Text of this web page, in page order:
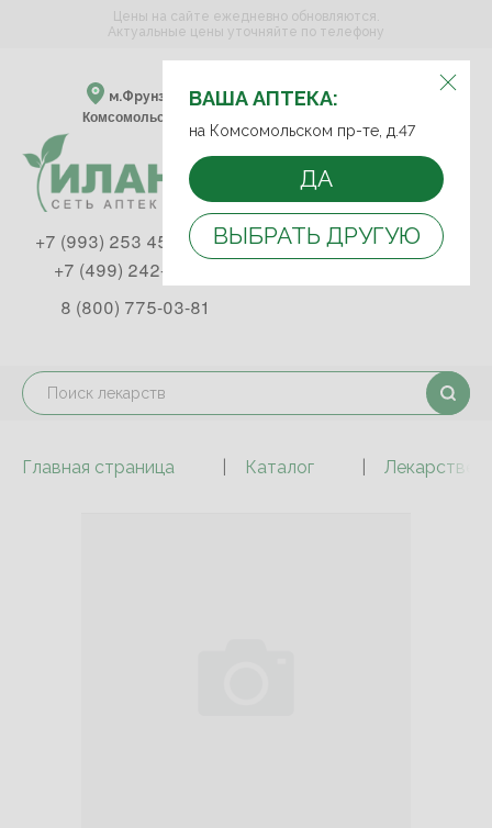
ВЫБЕРИТЕ АПТЕКУ:
м.Фрунзенская м.Спортивная
Комсомольский пр-т, д. 47
ВАША АПТЕКА:
на Комсомольском пр-те, д.47
ДА
ВЫБРАТЬ ДРУГУЮ
Цены на сайте ежедневно обновляются.
Актуальные цены уточняйте по телефону
+7 (993) 253 45 93
+7 (499) 242-90-85
8 (800) 775-03-81
Главная страница Каталог